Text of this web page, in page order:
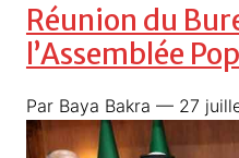
Réunion du
l’Assemblée
Par Baya Bakra — 27